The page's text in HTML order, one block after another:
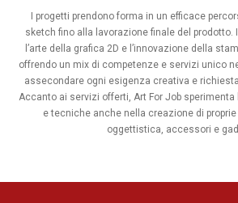
I progetti prendono forma in un efficace
sketch fino alla lavorazione finale del prodotto.
l’arte della grafica 2D e l’innovazione della
offrendo un mix di competenze e servizi unico
assecondare ogni esigenza creativa e
Accanto ai servizi offerti, Art For Job
e tecniche anche nella creazione di
oggettistica, accessori e